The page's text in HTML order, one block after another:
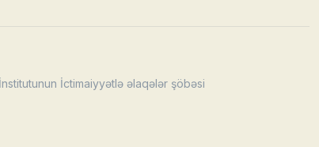
İctimaiyyətlə əlaqələr şöbəsi